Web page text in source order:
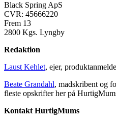
Black Spring ApS
CVR: 45666220
Frem 13
2800 Kgs. Lyngby
Redaktion
Laust Kehlet, ejer,
Beate Grandahl, madskribent og
fleste opskrifter her på
Kontakt HurtigMums